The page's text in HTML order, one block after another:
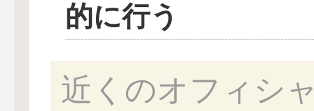
的に行う
近くのオフィシ